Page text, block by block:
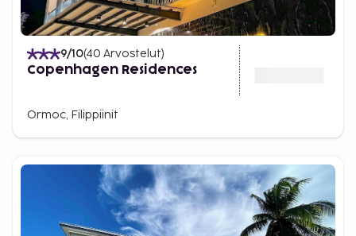
9/10(40 Arvostelut)
Copenhagen Residences
Ormoc, Filippiinit